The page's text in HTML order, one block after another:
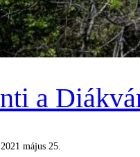
a
2021 május 25.